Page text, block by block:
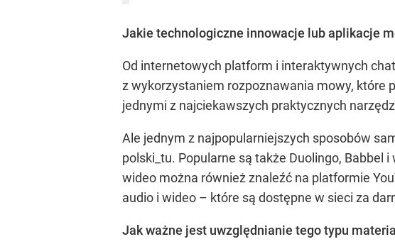
Jakie technologiczne innowacje lub aplikacje
Od internetowych platform i interaktywnych
z wykorzystaniem rozpoznawania mowy, które
jednymi z najciekawszych praktycznych
Ale jednym z najpopularniejszych sposobów
polski_tu. Popularne są także Duolingo, Babbel
wideo można również znaleźć na platformie
audio i wideo – które są dostępne w sieci za
Jak ważne jest uwzględnianie tego typu